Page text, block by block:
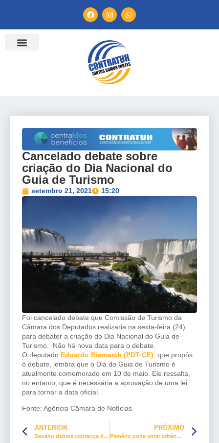
Cancelado debate sobre
criação do Dia Nacional do
Guia de Turismo
setembro 21, 2021 15:20
Foi cancelado debate que Comissão de Turismo da
Câmara dos Deputados realizaria na sexta-feira (24)
para debater a criação do Dia Nacional do Guia de
Turismo. Não há nova data para o debate.
O deputado Eduardo Bismarck (PDT-CE) , que propôs
o debate, lembra que o Dia do Guia de Turismo é
atualmente comemorado em 10 de maio. Ele ressalta,
no entanto, que é necessária a aprovação de uma lei
para tornar a data oficial.
Fonte: Agência Câmara de Notícias
ANTERIOR
Senado debate cobrança de pagamento de perícia médica por segurado do INSS
PRÓXIMO
Plenário pode votar critérios para reajuste e taxação de combustíveis